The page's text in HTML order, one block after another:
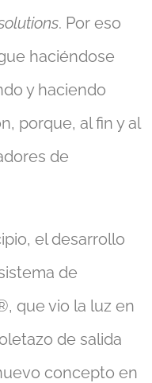
. Por eso
haciéndose
y haciendo
porque, al fin y al
de
el desarrollo
de
que vio la luz en
de salida
concepto en